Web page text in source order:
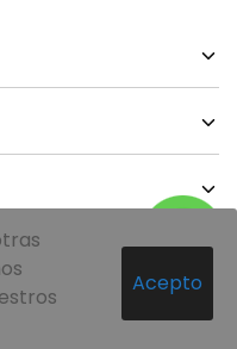
- IBÉRICA Envases
Acepto